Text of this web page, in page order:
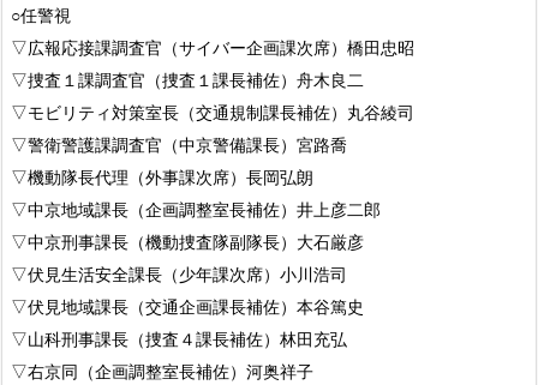
○任警視
▽広報応接課調査官（サイバー企画課次席）橋田忠昭
▽捜査１課調査官（捜査１課長補佐）舟木良二
▽モビリティ対策室長（交通規制課長補佐）丸谷綾司
▽警衛警護課調査官（中京警備課長）宮路喬
▽機動隊長代理（外事課次席）長岡弘朗
▽中京地域課長（企画調整室長補佐）井上彦二郎
▽中京刑事課長（機動捜査隊副隊長）大石厳彦
▽伏見生活安全課長（少年課次席）小川浩司
▽伏見地域課長（交通企画課長補佐）本谷篤史
▽山科刑事課長（捜査４課長補佐）林田充弘
▽右京同（企画調整室長補佐）河奥祥子